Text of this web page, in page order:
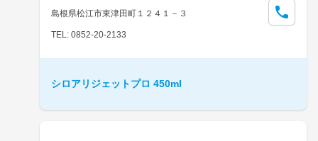
島根県松江市東津田町１２４１－３
TEL: 0852-20-2133
シロアリジェットプロ 450ml